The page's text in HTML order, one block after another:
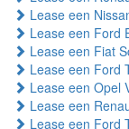
Lease een
Lease een Ford
Lease een Fiat
Lease een Ford
Lease een Opel
Lease een
Lease een Ford